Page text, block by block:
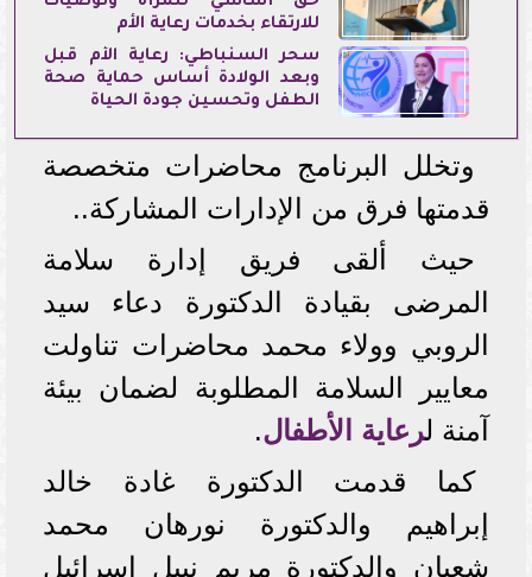
للارتقاء بخدمات رعاية الأم
سحر السنباطي: رعاية الأم قبل
وبعد الولادة أساس حماية صحة
الطفل وتحسين جودة الحياة
وتخلل البرنامج محاضرات متخصصة
قدمتها فرق من الإدارات المشاركة..
حيث ألقى فريق إدارة سلامة
المرضى بقيادة الدكتورة دعاء سيد
الروبي وولاء محمد محاضرات تناولت
معايير السلامة المطلوبة لضمان بيئة
آمنة لرعاية الأطفال.
كما قدمت الدكتورة غادة خالد
إبراهيم والدكتورة نورهان محمد
شعبان والدكتورة مريم نبيل إسرائيل